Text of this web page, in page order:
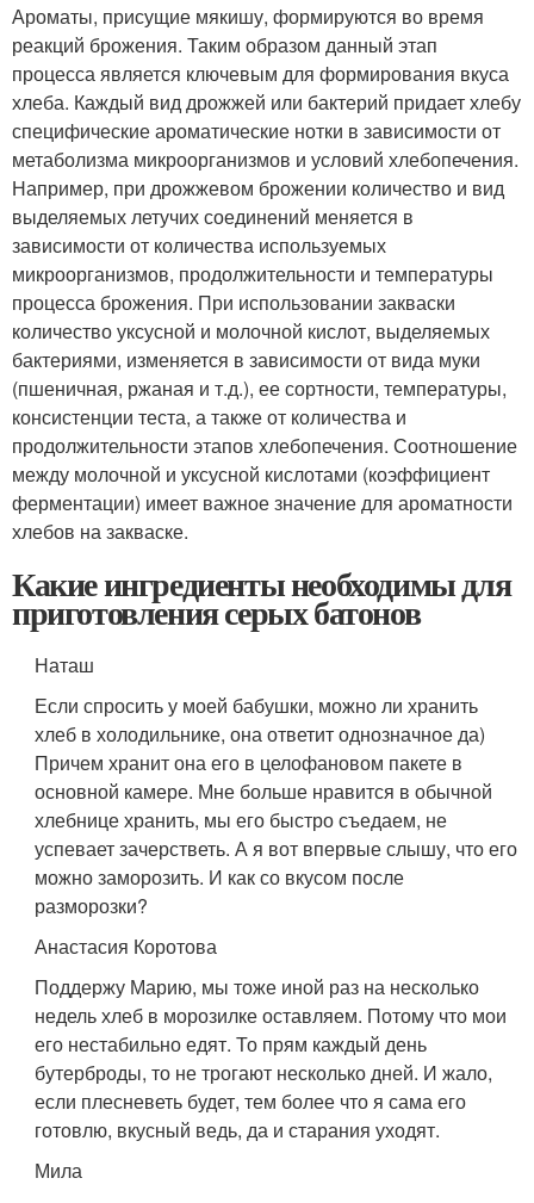
Ароматы, присущие мякишу, формируются во время
реакций брожения. Таким образом данный этап
процесса является ключевым для формирования вкуса
хлеба. Каждый вид дрожжей или бактерий придает хлебу
специфические ароматические нотки в зависимости от
метаболизма микроорганизмов и условий хлебопечения.
Например, при дрожжевом брожении количество и вид
выделяемых летучих соединений меняется в
зависимости от количества используемых
микроорганизмов, продолжительности и температуры
процесса брожения. При использовании закваски
количество уксусной и молочной кислот, выделяемых
бактериями, изменяется в зависимости от вида муки
(пшеничная, ржаная и т.д.), ее сортности, температуры,
консистенции теста, а также от количества и
продолжительности этапов хлебопечения. Соотношение
между молочной и уксусной кислотами (коэффициент
ферментации) имеет важное значение для ароматности
хлебов на закваске.
Какие ингредиенты необходимы для
приготовления серых батонов
Наташ
Если спросить у моей бабушки, можно ли хранить
хлеб в холодильнике, она ответит однозначное да)
Причем хранит она его в целофановом пакете в
основной камере. Мне больше нравится в обычной
хлебнице хранить, мы его быстро съедаем, не
успевает зачерстветь. А я вот впервые слышу, что его
можно заморозить. И как со вкусом после
разморозки?
Анастасия Коротова
Поддержу Марию, мы тоже иной раз на несколько
недель хлеб в морозилке оставляем. Потому что мои
его нестабильно едят. То прям каждый день
бутерброды, то не трогают несколько дней. И жало,
если плесневеть будет, тем более что я сама его
готовлю, вкусный ведь, да и старания уходят.
Мила